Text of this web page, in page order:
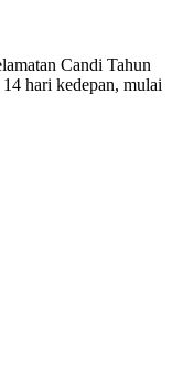
Candi Tahun
hari kedepan, mulai